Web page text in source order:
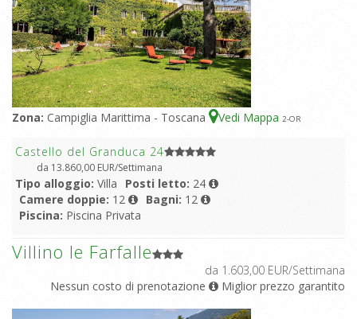
Zona: Campiglia Marittima - Toscana Vedi Mappa 2-OR
Castello del Granduca 24
da 13.860,00 EUR/Settimana
Tipo alloggio: Villa Posti letto: 24
Camere doppie: 12 Bagni: 12
Piscina: Piscina Privata
Villino le Farfalle
da 1.603,00 EUR/Settimana
Nessun costo di prenotazione
Miglior prezzo garantito